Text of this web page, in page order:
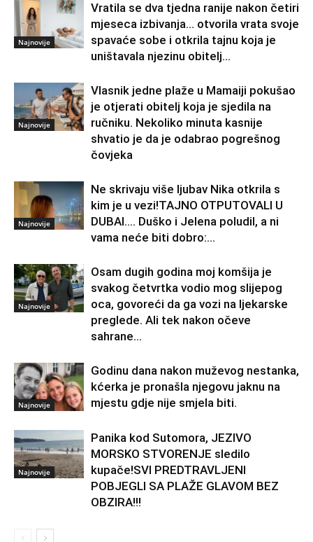
Najnovije
Vratila se dva tjedna ranije nakon četiri
mjeseca izbivanja… otvorila vrata svoje
spavaće sobe i otkrila tajnu koja je
uništavala njezinu obitelj…
Najnovije
Vlasnik jedne plaže u Mamaiji pokušao
je otjerati obitelj koja je sjedila na
ručniku. Nekoliko minuta kasnije
shvatio je da je odabrao pogrešnog
čovjeka
Najnovije
Ne skrivaju više ljubav Nika otkrila s
kim je u vezi!TAJNO OTPUTOVALI U
DUBAI…. Duško i Jelena poludil, a ni
vama neće biti dobro:...
Najnovije
Osam dugih godina moj komšija je
svakog četvrtka vodio mog slijepog
oca, govoreći da ga vozi na ljekarske
preglede. Ali tek nakon očeve
sahrane...
Najnovije
Godinu dana nakon muževog nestanka,
kćerka je pronašla njegovu jaknu na
mjestu gdje nije smjela biti.
Najnovije
Panika kod Sutomora, JEZIVO
MORSKO STVORENJE sledilo
kupače!SVI PREDTRAVLJENI
POBJEGLI SA PLAŽE GLAVOM BEZ
OBZIRA!!!